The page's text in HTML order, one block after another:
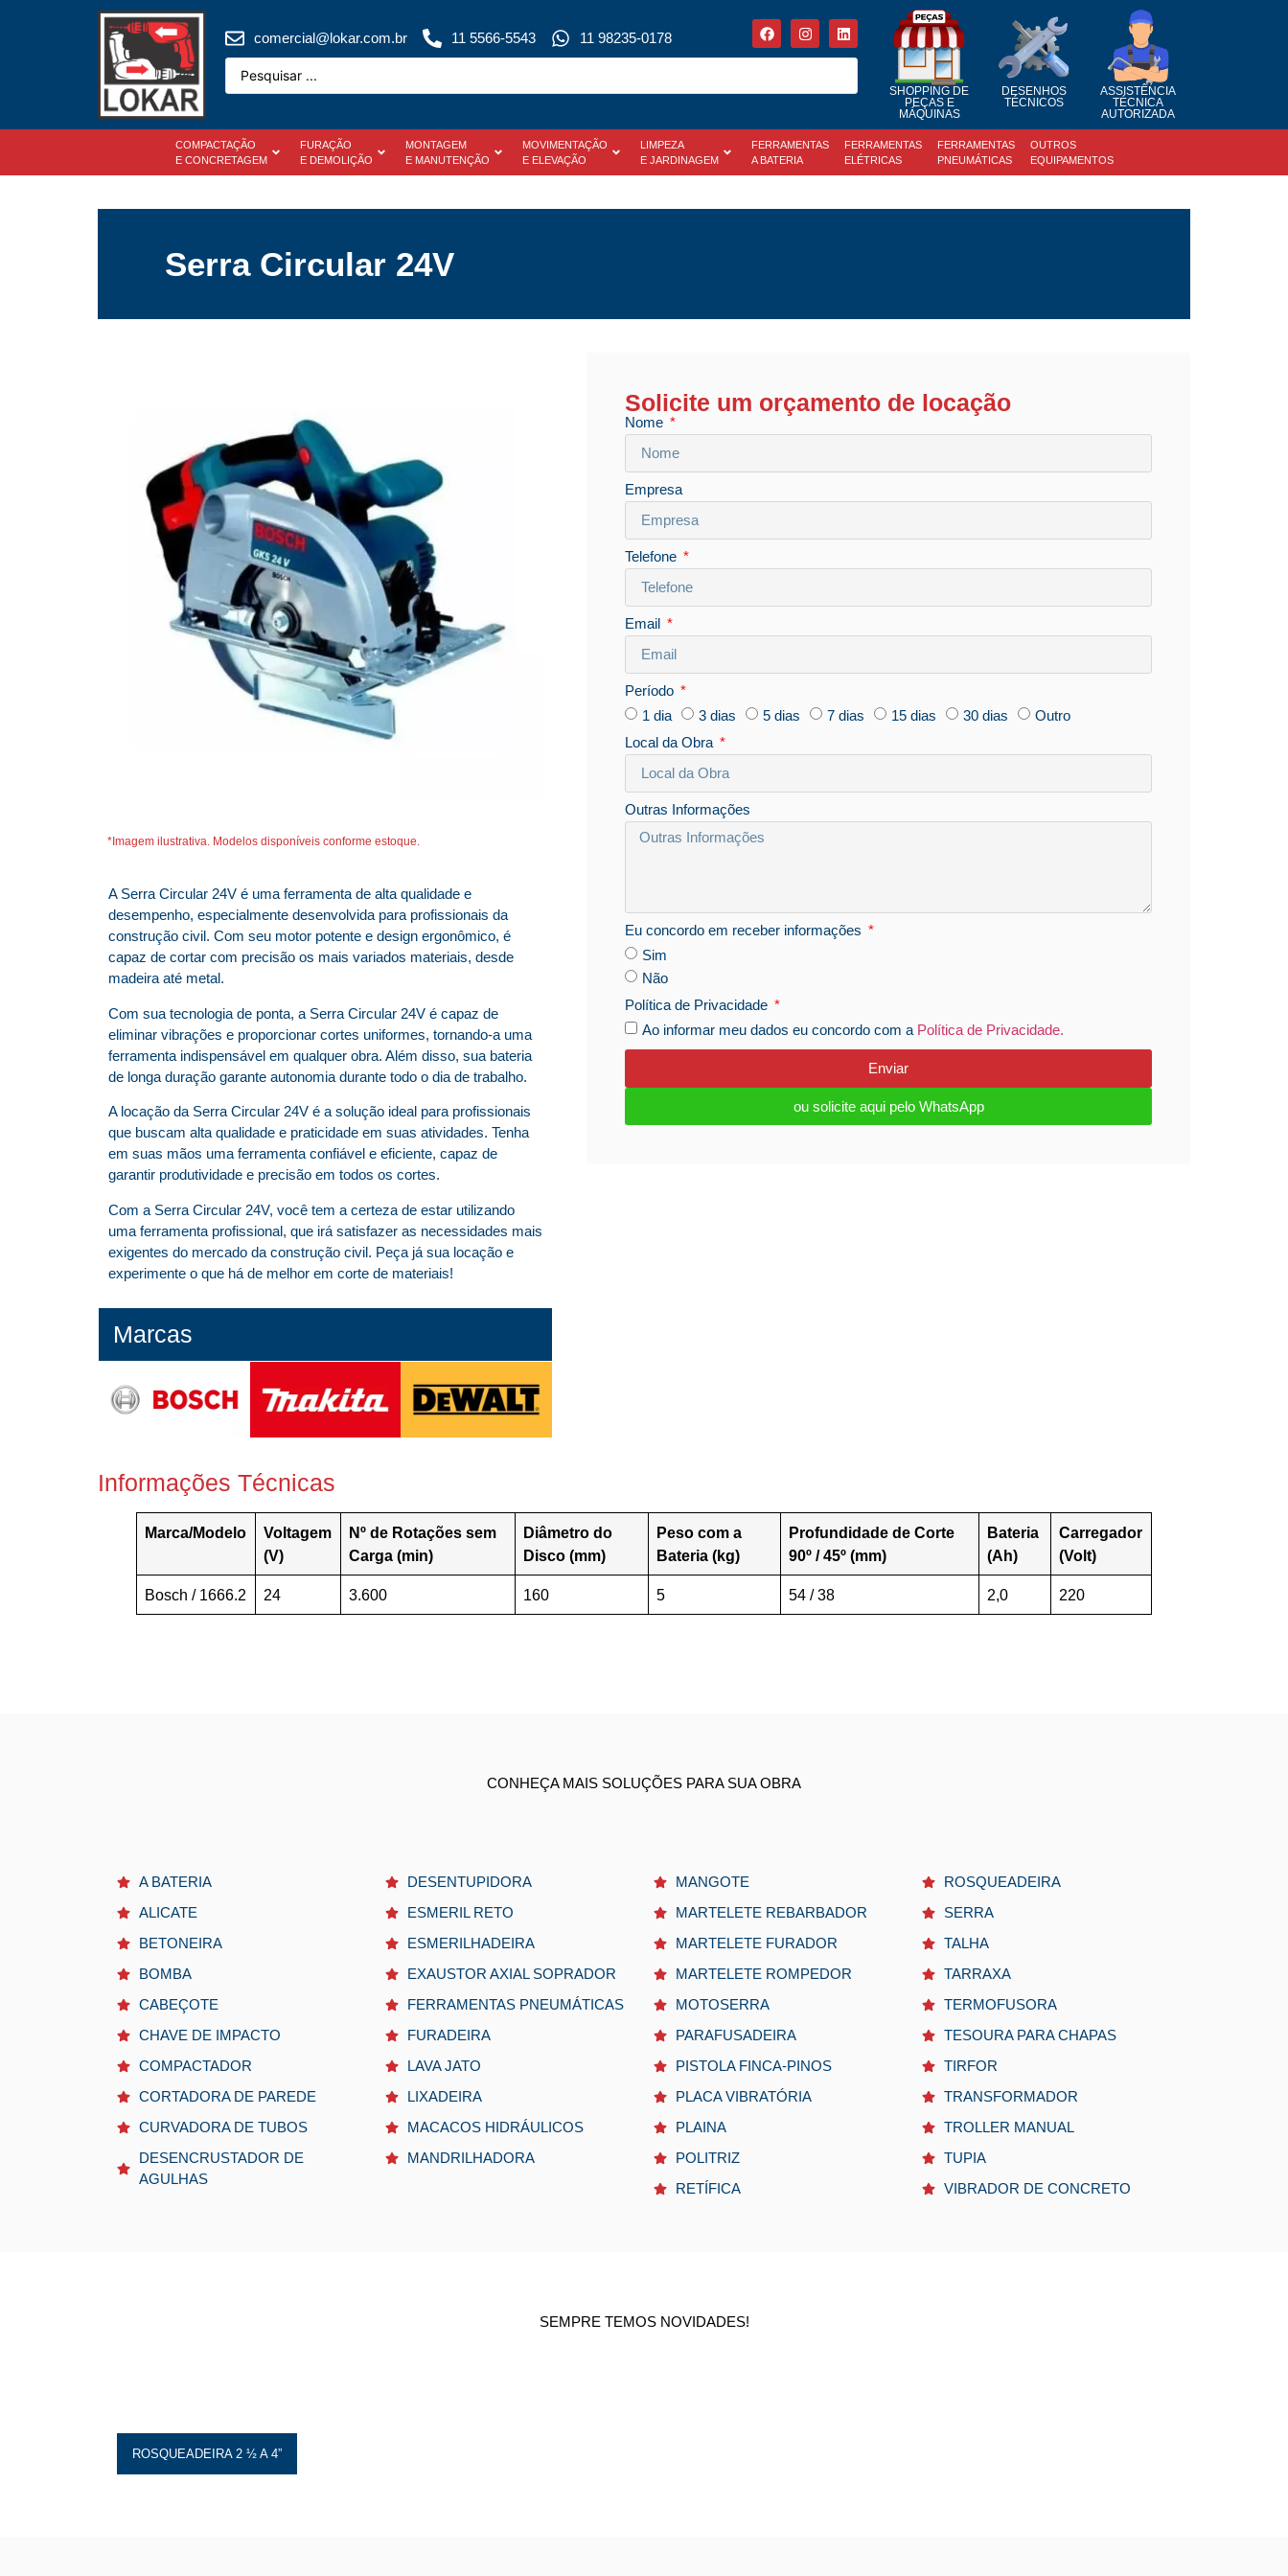
comercial@lokar.com.br 11 5566-5543 11 98235-0178
SHOPPING DE
PEÇAS E
MÁQUINAS
DESENHOS
TÉCNICOS
ASSISTÊNCIA
TÉCNICA
AUTORIZADA
COMPACTAÇÃO
E CONCRETAGEM
FURAÇÃO
E DEMOLIÇÃO
MONTAGEM
E MANUTENÇÃO
MOVIMENTAÇÃO
E ELEVAÇÃO
LIMPEZA
E JARDINAGEM
FERRAMENTAS
A BATERIA
FERRAMENTAS
ELÉTRICAS
FERRAMENTAS
PNEUMÁTICAS
OUTROS
EQUIPAMENTOS
Serra Circular 24V
*Imagem ilustrativa. Modelos disponíveis conforme estoque.
A Serra Circular 24V é uma ferramenta de alta qualidade e
desempenho, especialmente desenvolvida para profissionais da
construção civil. Com seu motor potente e design ergonômico, é
capaz de cortar com precisão os mais variados materiais, desde
madeira até metal.
Com sua tecnologia de ponta, a Serra Circular 24V é capaz de
eliminar vibrações e proporcionar cortes uniformes, tornando-a uma
ferramenta indispensável em qualquer obra. Além disso, sua bateria
de longa duração garante autonomia durante todo o dia de trabalho.
A locação da Serra Circular 24V é a solução ideal para profissionais
que buscam alta qualidade e praticidade em suas atividades. Tenha
em suas mãos uma ferramenta confiável e eficiente, capaz de
garantir produtividade e precisão em todos os cortes.
Com a Serra Circular 24V, você tem a certeza de estar utilizando
uma ferramenta profissional, que irá satisfazer as necessidades mais
exigentes do mercado da construção civil. Peça já sua locação e
experimente o que há de melhor em corte de materiais!
Marcas
Solicite um orçamento de locação
Nome
Empresa
Telefone
Email
Período
1 dia
3 dias 5 dias 7 dias 15 dias 30 dias
Outro
Local da Obra
Outras Informações
Eu concordo em receber informações
Sim
Não
Política de Privacidade
Ao informar meu dados eu concordo com a Política de Privacidade.
Enviar
ou solicite aqui pelo WhatsApp
Informações Técnicas
Marca/Modelo
Voltagem
(V)
Nº de Rotações sem
Carga (min)
Diâmetro do
Disco (mm)
Peso com a
Bateria (kg)
Profundidade de Corte
90º / 45º (mm)
Bateria
(Ah)
Carregador
(Volt)
Bosch / 1666.2 24 3.600 160 5 54 / 38 2,0 220
CONHEÇA MAIS SOLUÇÕES PARA SUA OBRA
A BATERIA
ALICATE
BETONEIRA
BOMBA
CABEÇOTE
CHAVE DE IMPACTO
COMPACTADOR
CORTADORA DE PAREDE
CURVADORA DE TUBOS
DESENCRUSTADOR DE
AGULHAS
DESENTUPIDORA
ESMERIL RETO
ESMERILHADEIRA
EXAUSTOR AXIAL SOPRADOR
FERRAMENTAS PNEUMÁTICAS
FURADEIRA
LAVA JATO
LIXADEIRA
MACACOS HIDRÁULICOS
MANDRILHADORA
MANGOTE
MARTELETE REBARBADOR
MARTELETE FURADOR
MARTELETE ROMPEDOR
MOTOSERRA
PARAFUSADEIRA
PISTOLA FINCA-PINOS
PLACA VIBRATÓRIA
PLAINA
POLITRIZ
RETÍFICA
ROSQUEADEIRA
SERRA
TALHA
TARRAXA
TERMOFUSORA
TESOURA PARA CHAPAS
TIRFOR
TRANSFORMADOR
TROLLER MANUAL
TUPIA
VIBRADOR DE CONCRETO
SEMPRE TEMOS NOVIDADES!
ROSQUEADEIRA 2 ½ A 4”